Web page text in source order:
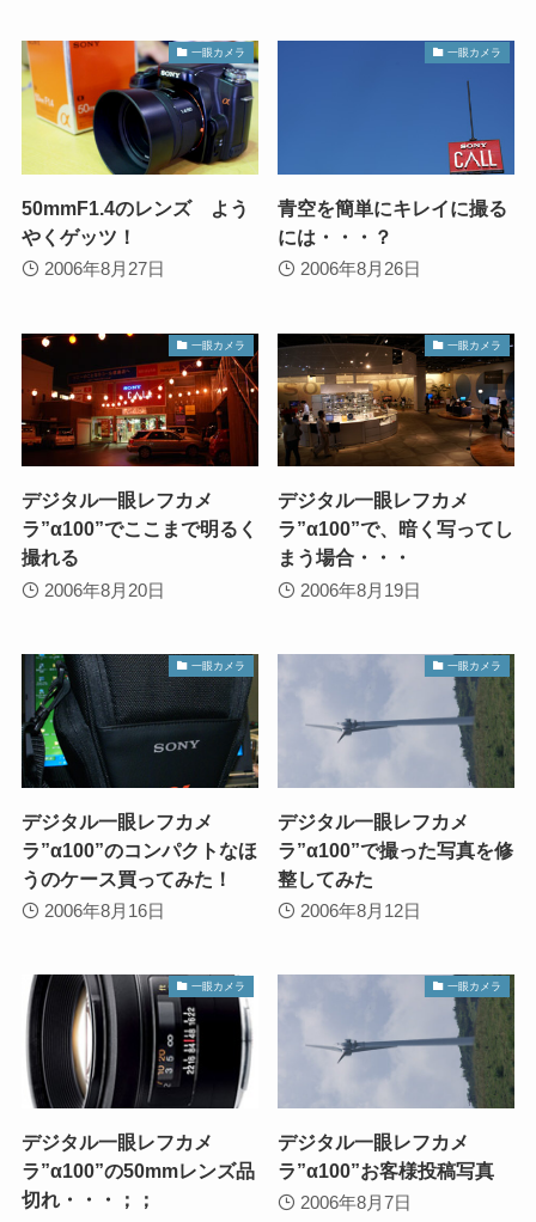
一眼カメラ
50mmF1.4のレンズ よう
やくゲッツ！
2006年8月27日
一眼カメラ
青空を簡単にキレイに撮る
には・・・？
2006年8月26日
一眼カメラ
デジタル一眼レフカメ
ラ”α100”でここまで明るく
撮れる
2006年8月20日
一眼カメラ
デジタル一眼レフカメ
ラ”α100”で、暗く写ってし
まう場合・・・
2006年8月19日
一眼カメラ
デジタル一眼レフカメ
ラ”α100”のコンパクトなほ
うのケース買ってみた！
2006年8月16日
一眼カメラ
デジタル一眼レフカメ
ラ”α100”で撮った写真を修
整してみた
2006年8月12日
一眼カメラ
デジタル一眼レフカメ
ラ”α100”の50mmレンズ品
切れ・・・；；
一眼カメラ
デジタル一眼レフカメ
ラ”α100”お客様投稿写真
2006年8月7日